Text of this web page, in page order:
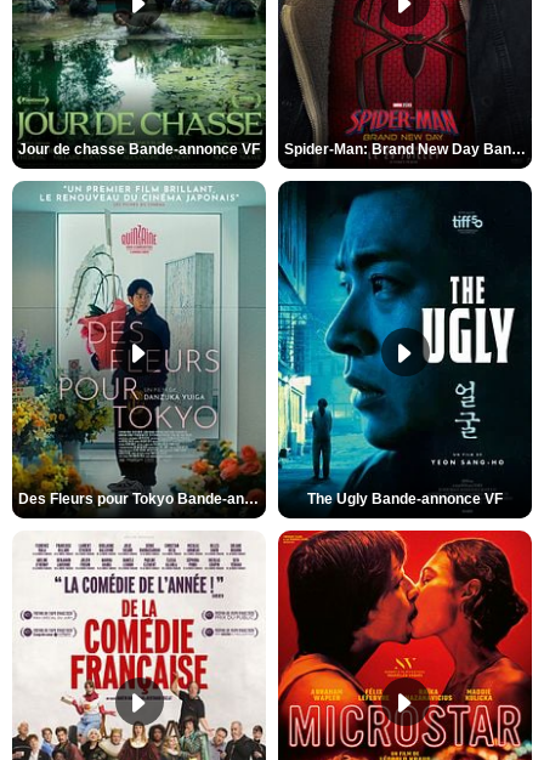
Jour de chasse Bande-annonce VF Spider-Man: Brand New Day Bande-annonce (3) VO STFR
Des Fleurs pour Tokyo Bande-annonce VO STFR The Ugly Bande-annonce VF